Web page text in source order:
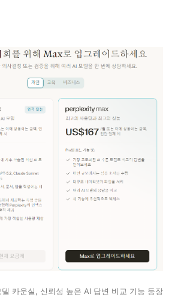
카운실, 신뢰성 높은 AI 답변 비교 기능 등장